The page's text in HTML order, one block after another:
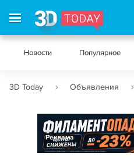
Новости Популярное
3D Today Объявления
Реклама